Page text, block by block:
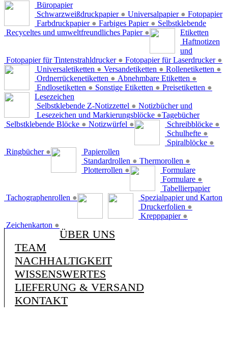
Büropapier
Schwarzweißdruckpapier ● Universalpapier ●
Farbdruckpapier ● Farbiges Papier ●
Recyceltes und umweltfreundliches Papier ●
Fotopapier
Fotopapier für Tintenstrahldrucker ● Fotopapier für Laserdrucker ●
Selbstklebende
Etiketten
Universaletiketten ● Versandetiketten ● Rollenetiketten ●
Ordnerrückenetiketten ● Abnehmbare Etiketten ●
Endlosetiketten ● Sonstige Etiketten ● Preisetiketten ●
Haftnotizen
und
Lesezeichen
Selbstklebende Z-Notizzettel ●
Lesezeichen und Markierungsblöcke ●
Selbstklebende Blöcke ● Notizwürfel ●
Notizbücher und
Tagebücher
Schreibblöcke ●
Schulhefte ●
Spiralblöcke ●
Ringbücher ●
Papierollen
Standardrollen ● Thermorollen ●
Plotterrollen ●
Formulare
Formulare ●
Tachographenrollen ●
Tabellierpapier
Spezialpapier und Karton
Druckerfolien ●
Krepppapier ●
Zeichenkarton ●
ÜBER UNS
TEAM
NACHHALTIGKEIT
WISSENSWERTES
LIEFERUNG & VERSAND
KONTAKT